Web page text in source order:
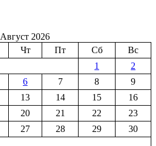
Август 2026
Чт Пт Сб
Вс
1
2
6 7 8
9
13 14 15
16
20 21 22
23
27 28 29
30